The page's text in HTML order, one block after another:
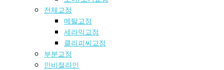
전체교정
메탈교정
세라믹교정
클리피씨교정
부분교정
인비절라인